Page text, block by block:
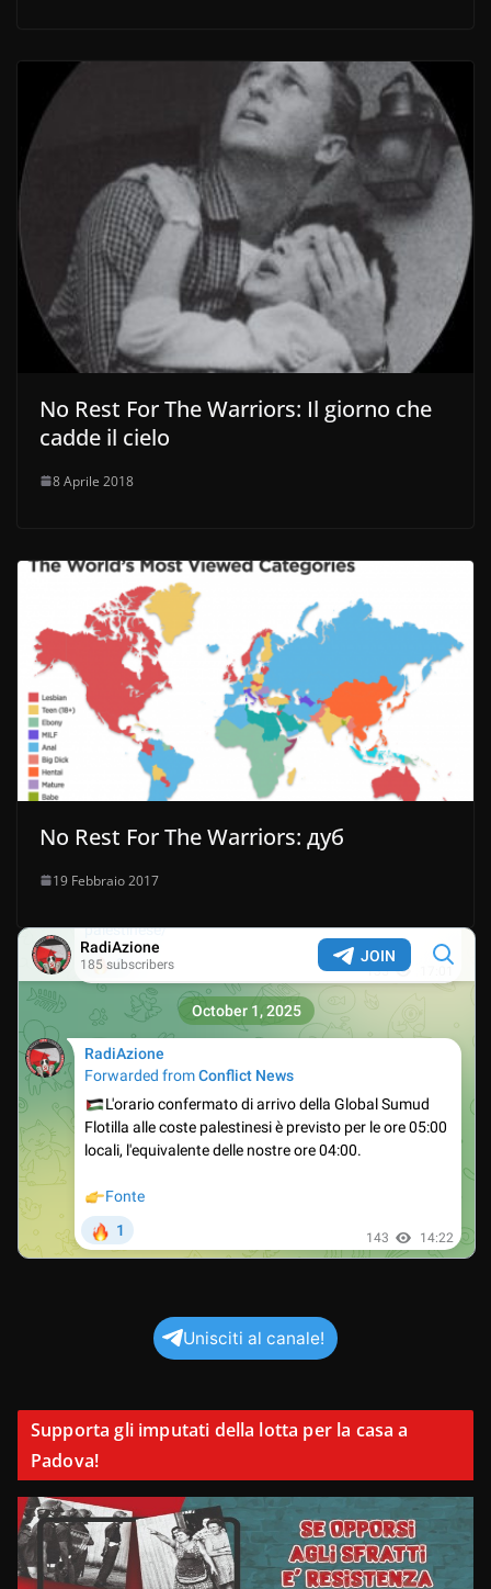
No Rest For The Warriors: Il giorno che
cadde il cielo
8 Aprile 2018
No Rest For The Warriors: дуб
19 Febbraio 2017
Unisciti al canale!
Supporta gli imputati della lotta per la casa a
Padova!